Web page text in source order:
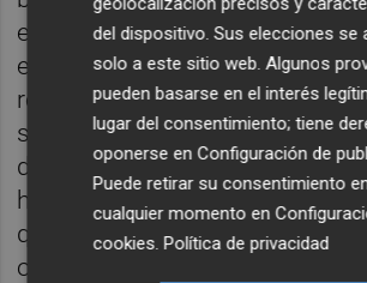
en el primer puente de
empezamos a relajarnos
recuerdo haber dicho, no sé si
suficientemente alto, que no
descuidarnos. Empezamos a
hasta llegar al pico el día 1 de
que a nivel político hubo
otros sectores y no voy a entrar
del dispositivo. Sus elecciones se
solo a este sitio web. Algunos
pueden basarse en el interés
lugar del consentimiento; tiene
oponerse enConfiguración de
Puede retirar su consentimiento
cualquier momento en
cookies.Política de privacidad